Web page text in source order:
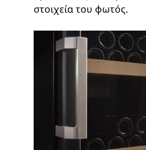
στοιχεία του φωτός.